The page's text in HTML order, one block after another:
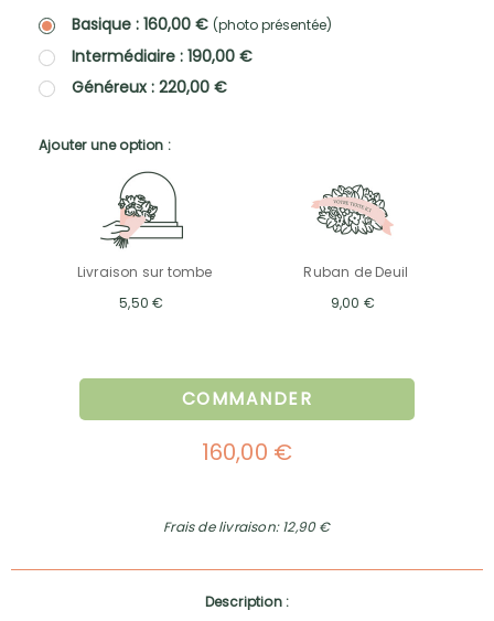
Basique : 160,00 € (photo présentée)
Intermédiaire : 190,00 €
Généreux : 220,00 €
Ajouter une option :
Livraison sur tombe
5,50 €
Ruban de Deuil
9,00 €
COMMANDER
160,00 €
Frais de livraison: 12,90 €
Description :